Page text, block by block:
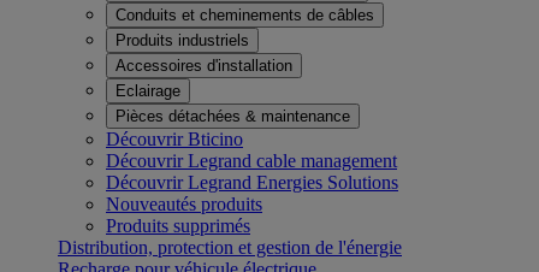
Conduits et cheminements de câbles
Produits industriels
Accessoires d'installation
Eclairage
Pièces détachées & maintenance
Découvrir Bticino
Découvrir Legrand cable management
Découvrir Legrand Energies Solutions
Nouveautés produits
Produits supprimés
Distribution, protection et gestion de l'énergie